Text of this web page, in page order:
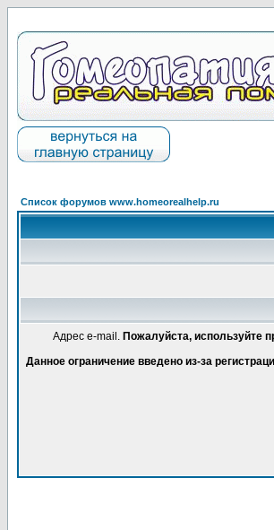
Список форумов www.homeorealhelp.ru
Адрес e-mail. Пожалуйста, используйте
Данное ограничение введено из-за